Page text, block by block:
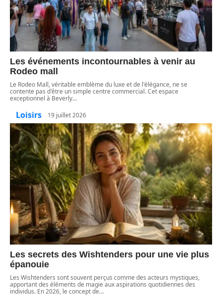
Les événements incontournables à venir au
Rodeo mall
Le Rodeo Mall, véritable emblème du luxe et de l'élégance, ne se
contente pas d'être un simple centre commercial. Cet espace
exceptionnel à Beverly…
Loisirs 19 juillet 2026
Les secrets des Wishtenders pour une vie plus
épanouie
Les Wishtenders sont souvent perçus comme des acteurs mystiques,
apportant des éléments de magie aux aspirations quotidiennes des
individus. En 2026, le concept de…